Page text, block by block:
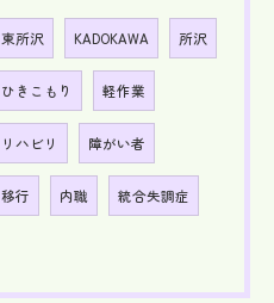
東所沢 KADOKAWA 所沢
ひきこもり 軽作業
リハビリ 障がい者
移行 内職 統合失調症